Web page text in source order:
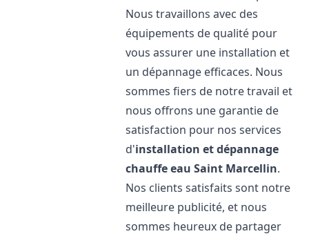
Nous travaillons avec des
équipements de qualité pour
vous assurer une installation et
un dépannage efficaces. Nous
sommes fiers de notre travail et
nous offrons une garantie de
satisfaction pour nos services
d'installation et dépannage
chauffe eau Saint Marcellin.
Nos clients satisfaits sont notre
meilleure publicité, et nous
sommes heureux de partager